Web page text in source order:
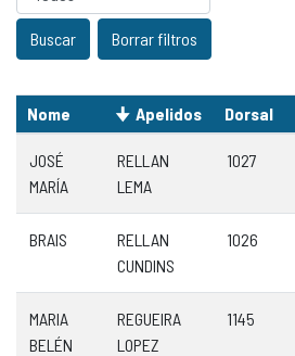
Borrar filtros
Nome Apelidos Dorsal
JOSÉ
MARÍA
RELLAN
LEMA
1027
BRAIS
RELLAN
CUNDINS
1026
MARIA
BELÉN
REGUEIRA
LOPEZ
1145